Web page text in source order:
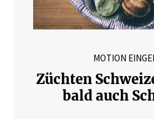
MOTION
Züchten
bald auch